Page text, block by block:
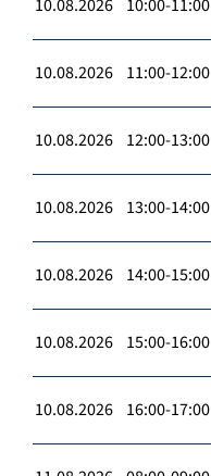
10.08.2026 10:00-11:00
10.08.2026 11:00-12:00
10.08.2026 12:00-13:00
10.08.2026 13:00-14:00
10.08.2026 14:00-15:00
10.08.2026 15:00-16:00
10.08.2026 16:00-17:00